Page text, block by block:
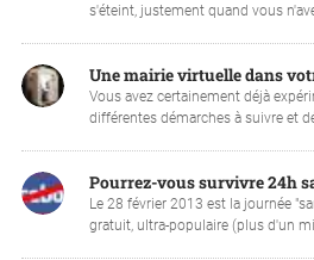
s'éteint, justement quand vous
Une mairie virtuelle dans
Vous avez certainement déjà
différentes démarches à suivre et
Pourrez-vous survivre 24h
Le 28 février 2013 est la journée
gratuit, ultra-populaire (plus d'un